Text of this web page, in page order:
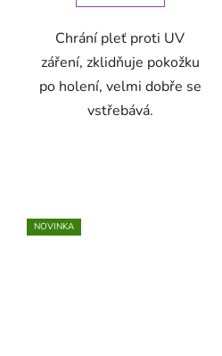
Chrání pleť proti UV
záření, zklidňuje pokožku
po holení, velmi dobře se
vstřebává.
NOVINKA